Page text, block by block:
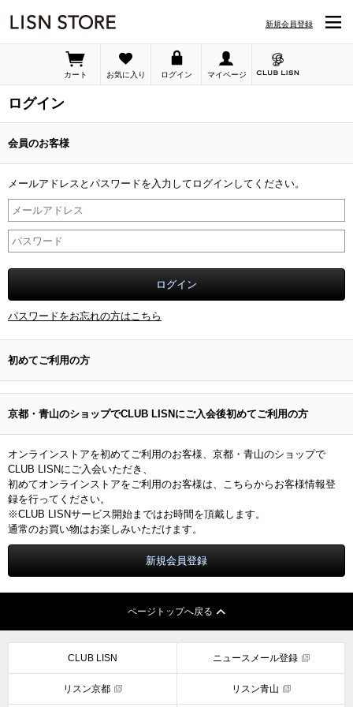
新規会員登録
カート お気に入り ログイン マイページ
ログイン
会員のお客様
メールアドレスとパスワードを入力してログインしてください。
パスワードをお忘れの方はこちら
初めてご利用の方
京都・青山のショップでCLUB LISNにご入会後初めてご利用の方
オンラインストアを初めてご利用のお客様、京都・青山のショップで
CLUB LISNにご入会いただき、
初めてオンラインストアをご利用のお客様は、こちらからお客様情報登
録を行ってください。
※CLUB LISNサービス開始まではお時間を頂戴します。
通常のお買い物はお楽しみいただけます。
ページトップへ戻る
CLUB LISN ニュースメール登録
リスン京都 リスン青山